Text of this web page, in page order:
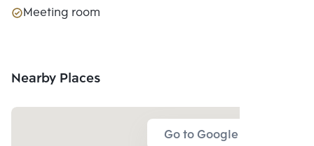
Meeting room
Nearby Places
Go to Google Map